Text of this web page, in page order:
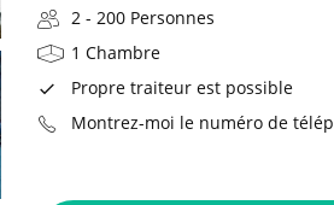
2 - 200 Personnes
1 Chambre
Propre traiteur est possible
Montrez-moi le numéro de